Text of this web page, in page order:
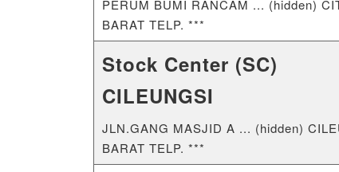
PERUM BUMI RANCAM ... (hidden)
BARAT TELP. ***
Stock Center (SC)
CILEUNGSI
JLN.GANG MASJID A ... (hidden)
BARAT TELP. ***